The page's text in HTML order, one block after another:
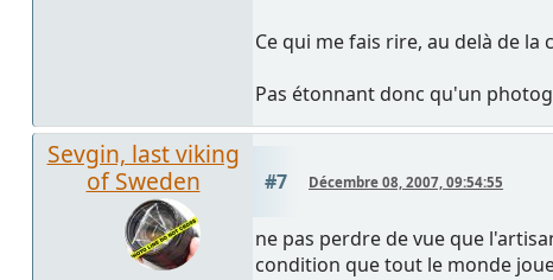
Ce qui me fais rire, au delà de
Pas étonnant donc qu'un
Sevgin, last viking
of Sweden
#7 Décembre 08, 2007, 09:54:55
ne pas perdre de vue que
condition que tout le monde